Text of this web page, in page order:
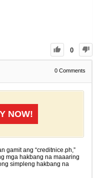
0
0 Comments
NOW!
gamit ang “creditnice.ph,”
mga hakbang na maaaring
simpleng hakbang na